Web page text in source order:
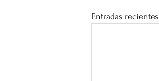
Entradas recientes